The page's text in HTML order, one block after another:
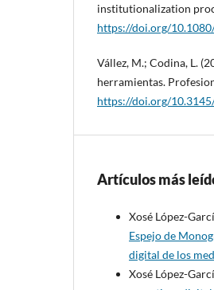
institutionalization
https://doi.org/
Vállez, M.; Codina, L.
herramientas.
https://doi.org/
Artículos más
Xosé López-
Espejo de
digital de los
Xosé López-